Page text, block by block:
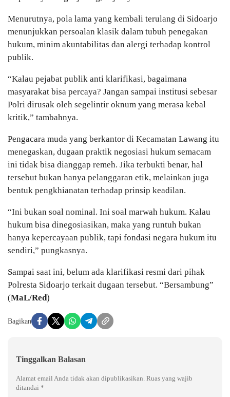
Menurutnya, pola lama yang kembali terulang di Sidoarjo
menunjukkan persoalan klasik dalam tubuh penegakan
hukum, minim akuntabilitas dan alergi terhadap kontrol
publik.
“Kalau pejabat publik anti klarifikasi, bagaimana
masyarakat bisa percaya? Jangan sampai institusi sebesar
Polri dirusak oleh segelintir oknum yang merasa kebal
kritik,” tambahnya.
Pengacara muda yang berkantor di Kecamatan Lawang itu
menegaskan, dugaan praktik negosiasi hukum semacam
ini tidak bisa dianggap remeh. Jika terbukti benar, hal
tersebut bukan hanya pelanggaran etik, melainkan juga
bentuk pengkhianatan terhadap prinsip keadilan.
“Ini bukan soal nominal. Ini soal marwah hukum. Kalau
hukum bisa dinegosiasikan, maka yang runtuh bukan
hanya kepercayaan publik, tapi fondasi negara hukum itu
sendiri,” pungkasnya.
Sampai saat ini, belum ada klarifikasi resmi dari pihak
Polresta Sidoarjo terkait dugaan tersebut. “Bersambung”
(MaL/Red)
Bagikan
Tinggalkan Balasan
Alamat email Anda tidak akan dipublikasikan. Ruas yang wajib
ditandai *